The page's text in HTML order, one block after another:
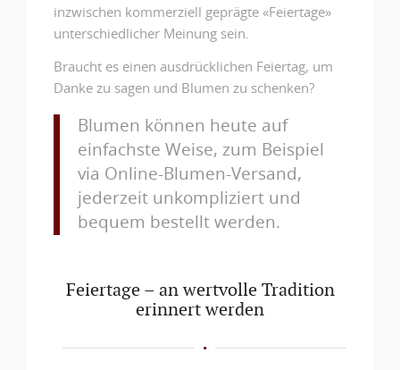
inzwischen kommerziell geprägte «Feiertage»
unterschiedlicher Meinung sein.
Braucht es einen ausdrücklichen Feiertag, um
Danke zu sagen und Blumen zu schenken?
Blumen können heute auf
einfachste Weise, zum Beispiel
via Online-Blumen-Versand,
jederzeit unkompliziert und
bequem bestellt werden.
Feiertage – an wertvolle Tradition
erinnert werden